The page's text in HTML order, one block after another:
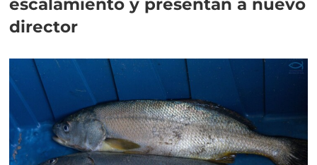
escalamiento y presentan a nuevo
director